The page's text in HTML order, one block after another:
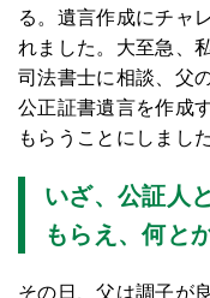
る。遺言作成にチャ
れました。大至急、
司法書士に相談、父
公正証書遺言を作成
もらうことにしました
いざ、公証人
もらえ、何と
その日、父は調子が